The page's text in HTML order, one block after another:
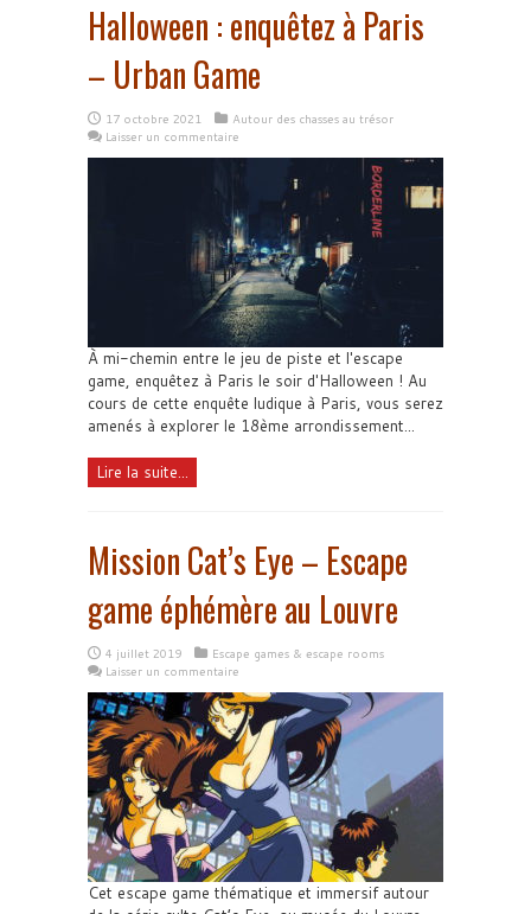
Halloween : enquêtez à Paris
– Urban Game
17 octobre 2021
Autour des chasses au trésor
Laisser un commentaire
À mi-chemin entre le jeu de piste et l'escape
game, enquêtez à Paris le soir d'Halloween ! Au
cours de cette enquête ludique à Paris, vous serez
amenés à explorer le 18ème arrondissement...
Lire la suite...
Mission Cat’s Eye – Escape
game éphémère au Louvre
4 juillet 2019
Escape games & escape rooms
Laisser un commentaire
Cet escape game thématique et immersif autour